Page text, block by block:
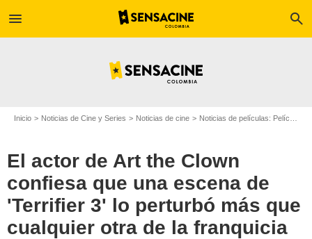
menu search
Inicio Noticias de Cine y Series Noticias de cine Noticias de películas: Película - ¿Sabías que...?
El actor de Art the Clown
confiesa que una escena de
'Terrifier 3' lo perturbó más que
cualquier otra de la franquicia